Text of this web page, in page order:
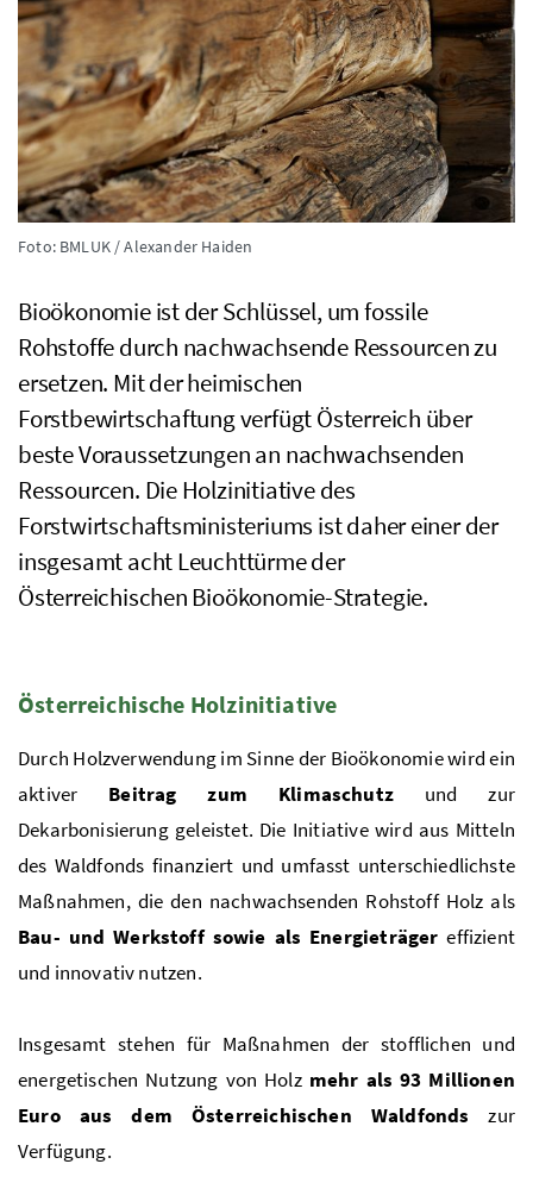
Foto: BMLUK / Alexander Haiden
Bioökonomie ist der Schlüssel, um fossile
Rohstoffe durch nachwachsende Ressourcen zu
ersetzen. Mit der heimischen
Forstbewirtschaftung verfügt Österreich über
beste Voraussetzungen an nachwachsenden
Ressourcen. Die Holzinitiative des
Forstwirtschaftsministeriums ist daher einer der
insgesamt acht Leuchttürme der
Österreichischen Bioökonomie-Strategie.
Österreichische Holzinitiative
Durch Holzverwendung im Sinne der Bioökonomie wird ein
aktiver Beitrag zum Klimaschutzund zur
Dekarbonisierung geleistet. Die Initiative wird aus Mitteln
des Waldfonds finanziert und umfasst unterschiedlichste
Maßnahmen, die den nachwachsenden Rohstoff Holz als
Bau- und Werkstoff sowie als Energieträgereffizient
und innovativ nutzen.
Insgesamt stehen für Maßnahmen der stofflichen und
energetischen Nutzung von Holz mehr als 93 Millionen
Euro aus dem Österreichischen Waldfonds zur
Verfügung.